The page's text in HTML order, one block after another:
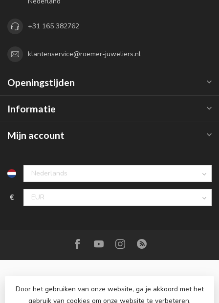
+31 165 382762
klantenservice@roemer-juweliers.nl
Openingstijden
Informatie
Mijn account
€
Door het gebruiken van onze website, ga je akkoord met het
gebruik van cookies om onze website te verbeteren.